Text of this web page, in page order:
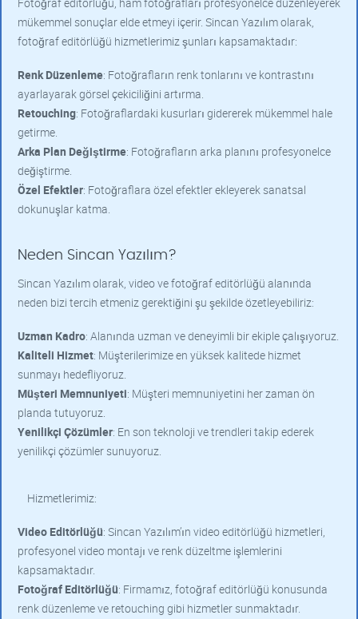
mükemmel sonuçlar elde etmeyi içerir. Sincan Yazılım olarak,
fotoğraf editörlüğü hizmetlerimiz şunları kapsamaktadır:
Renk Düzenleme: Fotoğrafların renk tonlarını ve kontrastını
ayarlayarak görsel çekiciliğini artırma.
Retouching: Fotoğraflardaki kusurları gidererek mükemmel hale
getirme.
Arka Plan Değiştirme: Fotoğrafların arka planını profesyonelce
değiştirme.
Özel Efektler: Fotoğraflara özel efektler ekleyerek sanatsal
dokunuşlar katma.
Neden Sincan Yazılım?
Sincan Yazılım olarak, video ve fotoğraf editörlüğü alanında
neden bizi tercih etmeniz gerektiğini şu şekilde özetleyebiliriz:
Uzman Kadro: Alanında uzman ve deneyimli bir ekiple çalışıyoruz.
Kaliteli Hizmet: Müşterilerimize en yüksek kalitede hizmet
sunmayı hedefliyoruz.
Müşteri Memnuniyeti: Müşteri memnuniyetini her zaman ön
planda tutuyoruz.
Yenilikçi Çözümler: En son teknoloji ve trendleri takip ederek
yenilikçi çözümler sunuyoruz.
Hizmetlerimiz:
Video Editörlüğü: Sincan Yazılım’ın video editörlüğü hizmetleri,
profesyonel video montajı ve renk düzeltme işlemlerini
kapsamaktadır.
Fotoğraf Editörlüğü: Firmamız, fotoğraf editörlüğü konusunda
renk düzenleme ve retouching gibi hizmetler sunmaktadır.